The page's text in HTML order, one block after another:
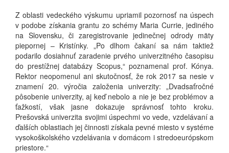
Z oblasti vedeckého výskumu upriamil pozornosť na úspech
v podobe získania grantu zo schémy Maria Currie, jediného
na Slovensku, či zaregistrovanie jedinečnej odrody mäty
piepornej – Kristínky. „Po dlhom čakaní sa nám taktiež
podarilo dosiahnuť zaradenie prvého univerzitného časopisu
do prestížnej databázy Scopus,“ poznamenal prof. Kónya.
Rektor neopomenul ani skutočnosť, že rok 2017 sa nesie v
znamení 20. výročia založenia univerzity: „Dvadsaťročné
pôsobenie univerzity, aj keď nebolo a nie je bez problémov a
ťažkostí, však jasne dokazuje správnosť tohto kroku.
Prešovská univerzita svojimi úspechmi vo vede, vzdelávaní a
ďalších oblastiach jej činnosti získala pevné miesto v systéme
vysokoškolského vzdelávania v domácom i stredoeurópskom
priestore.“